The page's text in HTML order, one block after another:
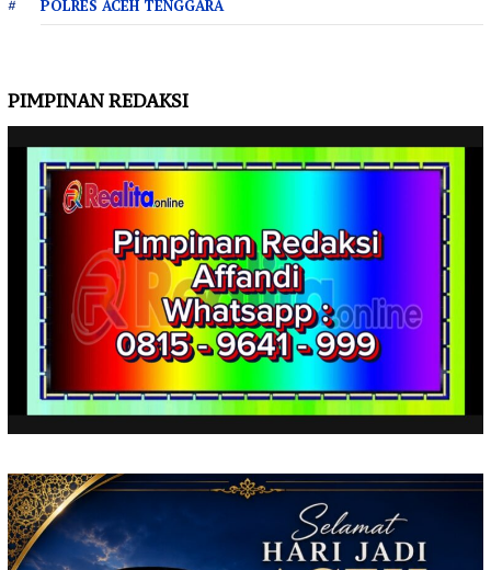
POLRES ACEH TENGGARA
PIMPINAN REDAKSI